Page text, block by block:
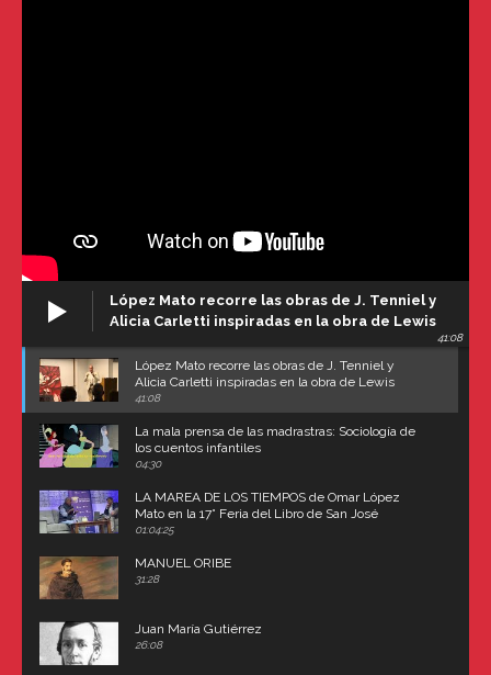
López Mato recorre las obras de J. Tenniel y
Alicia Carletti inspiradas en la obra de Lewis
41:08
López Mato recorre las obras de J. Tenniel y
Alicia Carletti inspiradas en la obra de Lewis
Carroll
41:08
La mala prensa de las madrastras: Sociología de
los cuentos infantiles
04:30
LA MAREA DE LOS TIEMPOS de Omar López
Mato en la 17° Feria del Libro de San José
(Uruguay)
01:04:25
MANUEL ORIBE
31:28
Juan María Gutiérrez
26:08